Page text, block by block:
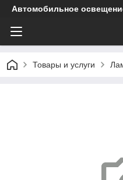
Автомобильное
Товары и услуги